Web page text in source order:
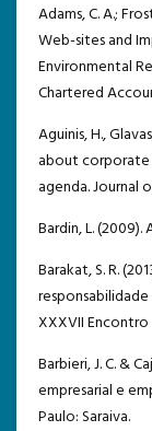
Adams, C. A.;
Web-sites and
Environmental
Chartered
Aguinis, H.,
about corporate
agenda. Journal
Bardin, L.
Barakat, S. R.
XXXVII Encontro
Barbieri, J. C. &
empresarial e
Paulo: Saraiva.